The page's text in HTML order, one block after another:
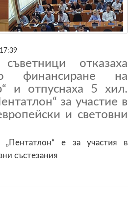
отказаха
финансиране на
и отпуснаха 5 хил.
за участие в
и световни
„Пентатлон“ е за участия в
състезания